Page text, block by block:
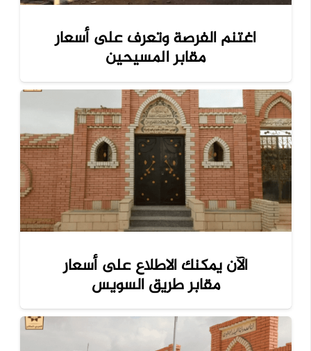
اغتنم الفرصة وتعرف على أسعار
مقابر المسيحين
الآن يمكنك الاطلاع على أسعار
مقابر طريق السويس